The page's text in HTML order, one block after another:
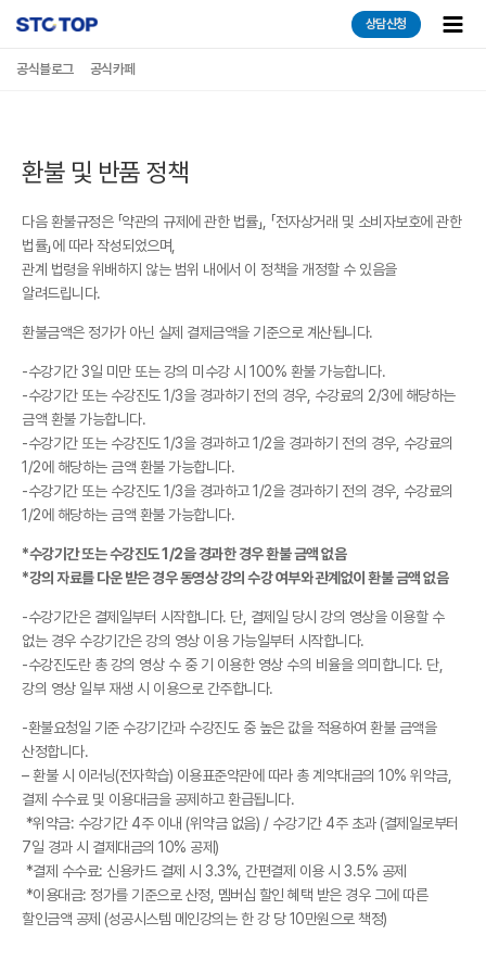
건너뛰기
상담신청
Main
공식블로그 공식카페
환불 및 반품 정책
다음 환불규정은 「약관의 규제에 관한 법률」, 「전자상거래 및 소비자보호에 관한
법률」에 따라 작성되었으며,
관계 법령을 위배하지 않는 범위 내에서 이 정책을 개정할 수 있음을
알려드립니다.
환불금액은 정가가 아닌 실제 결제금액을 기준으로 계산됩니다.
-수강기간 3일 미만 또는 강의 미수강 시 100% 환불 가능합니다.
-수강기간 또는 수강진도 1/3을 경과하기 전의 경우, 수강료의 2/3에 해당하는
금액 환불 가능합니다.
-수강기간 또는 수강진도 1/3을 경과하고 1/2을 경과하기 전의 경우, 수강료의
1/2에 해당하는 금액 환불 가능합니다.
-수강기간 또는 수강진도 1/3을 경과하고 1/2을 경과하기 전의 경우, 수강료의
1/2에 해당하는 금액 환불 가능합니다.
*수강기간 또는 수강진도 1/2을 경과한 경우 환불 금액 없음
*강의 자료를 다운 받은 경우 동영상 강의 수강 여부와 관계없이 환불 금액 없음
-수강기간은 결제일부터 시작합니다. 단, 결제일 당시 강의 영상을 이용할 수
없는 경우 수강기간은 강의 영상 이용 가능일부터 시작합니다.
-수강진도란 총 강의 영상 수 중 기 이용한 영상 수의 비율을 의미합니다. 단,
강의 영상 일부 재생 시 이용으로 간주합니다.
-환불요청일 기준 수강기간과 수강진도 중 높은 값을 적용하여 환불 금액을
산정합니다.
– 환불 시 이러닝(전자학습) 이용표준약관에 따라 총 계약대금의 10% 위약금,
결제 수수료 및 이용대금을 공제하고 환급됩니다.
*위약금: 수강기간 4주 이내 (위약금 없음) / 수강기간 4주 초과 (결제일로부터
7일 경과 시 결제대금의 10% 공제)
*결제 수수료: 신용카드 결제 시 3.3%, 간편결제 이용 시 3.5% 공제
*이용대금: 정가를 기준으로 산정, 멤버십 할인 혜택 받은 경우 그에 따른
할인금액 공제 (성공시스템 메인강의는 한 강 당 10만원으로 책정)